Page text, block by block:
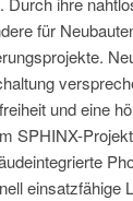
für
und eine
SPHINX-
einsatzfähige